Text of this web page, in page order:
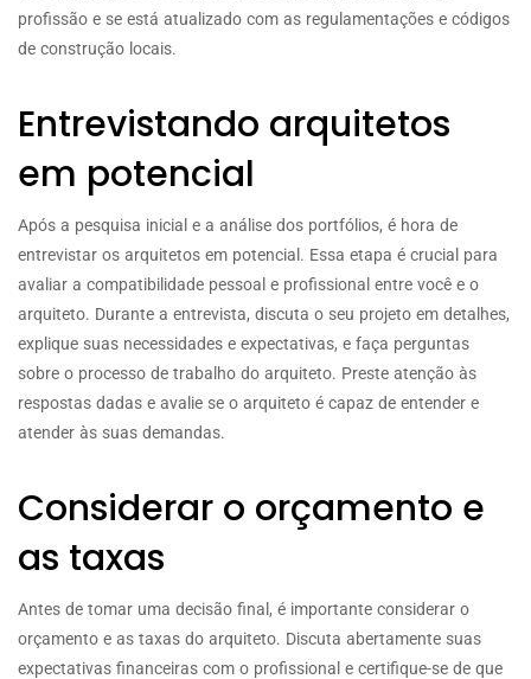
profissão e se está atualizado com as regulamentações e códigos
de construção locais.
Entrevistando arquitetos
em potencial
Após a pesquisa inicial e a análise dos portfólios, é hora de
entrevistar os arquitetos em potencial. Essa etapa é crucial para
avaliar a compatibilidade pessoal e profissional entre você e o
arquiteto. Durante a entrevista, discuta o seu projeto em detalhes,
explique suas necessidades e expectativas, e faça perguntas
sobre o processo de trabalho do arquiteto. Preste atenção às
respostas dadas e avalie se o arquiteto é capaz de entender e
atender às suas demandas.
Considerar o orçamento e
as taxas
Antes de tomar uma decisão final, é importante considerar o
orçamento e as taxas do arquiteto. Discuta abertamente suas
expectativas financeiras com o profissional e certifique-se de que